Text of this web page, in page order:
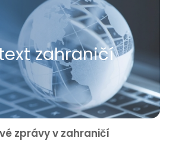
zahraničí
zprávy v zahraničí